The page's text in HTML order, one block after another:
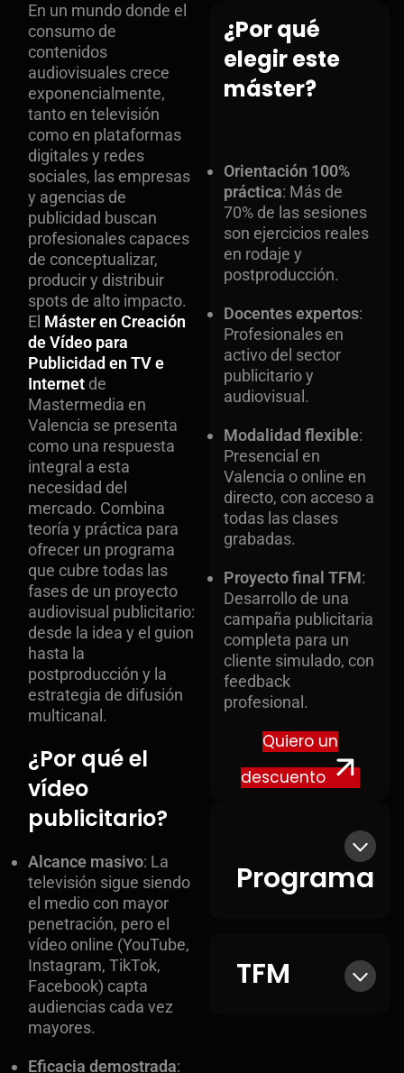
En un mundo donde el
consumo de
contenidos
audiovisuales crece
exponencialmente,
tanto en televisión
como en plataformas
digitales y redes
sociales, las empresas
y agencias de
publicidad buscan
profesionales capaces
de conceptualizar,
producir y distribuir
spots de alto impacto.
El Máster en Creación
de Vídeo para
Publicidad en TV e
Internet de
Mastermedia en
Valencia se presenta
como una respuesta
integral a esta
necesidad del
mercado. Combina
teoría y práctica para
ofrecer un programa
que cubre todas las
fases de un proyecto
audiovisual publicitario:
desde la idea y el guion
hasta la
postproducción y la
estrategia de difusión
multicanal.
¿Por qué el
vídeo
publicitario?
Alcance masivo: La
televisión sigue siendo
el medio con mayor
penetración, pero el
vídeo online (YouTube,
Instagram, TikTok,
Facebook) capta
audiencias cada vez
mayores.
Eficacia demostrada:
¿Por qué
elegir este
máster?
Orientación 100%
práctica: Más de
70% de las sesiones
son ejercicios reales
en rodaje y
postproducción.
Docentes expertos:
Profesionales en
activo del sector
publicitario y
audiovisual.
Modalidad flexible:
Presencial en
Valencia o online en
directo, con acceso a
todas las clases
grabadas.
Proyecto final TFM:
Desarrollo de una
campaña publicitaria
completa para un
cliente simulado, con
feedback
profesional.
Quiero un
descuento
Programa
TFM